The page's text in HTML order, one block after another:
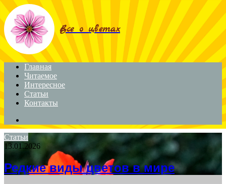
Menu
Все о цветах
Главная
Читаемое
Интересное
Статьи
Контакты
for
Статьи
13.01.2026
Редкие виды цветов в мире